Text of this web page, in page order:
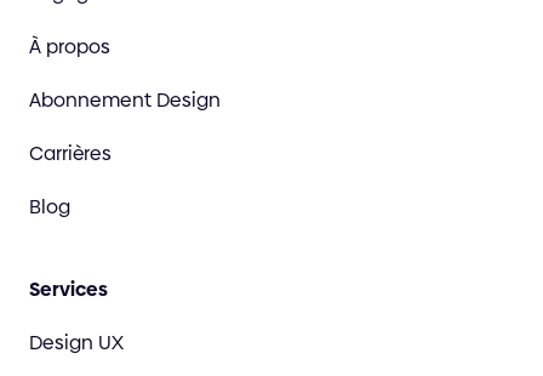
À propos
Abonnement Design
Carrières
Blog
Services
Design UX